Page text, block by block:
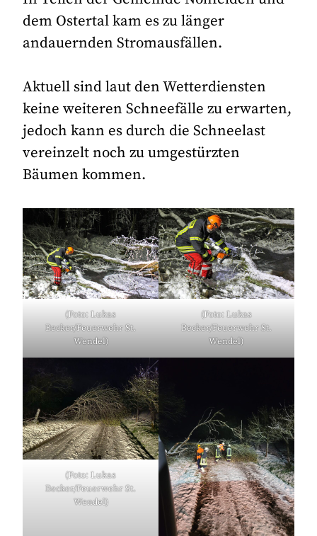
dem Ostertal kam es zu länger
andauernden Stromausfällen.
Aktuell sind laut den Wetterdiensten
keine weiteren Schneefälle zu erwarten,
jedoch kann es durch die Schneelast
vereinzelt noch zu umgestürzten
Bäumen kommen.
(Foto: Lukas
Becker/Feuerwehr St.
Wendel)
(Foto: Lukas
Becker/Feuerwehr St.
Wendel)
(Foto: Lukas
Becker/Feuerwehr St.
Wendel)